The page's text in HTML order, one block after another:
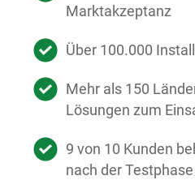
Marktakzeptanz
Über 100.000
Mehr als 150
Lösungen zum
9 von 10 Kunden
nach der Testphase